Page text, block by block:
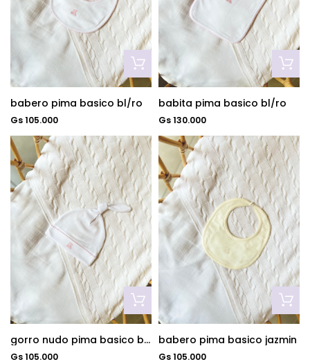
babero pima basico bl/ro
Gs 105.000
babita pima basico bl/ro
Gs 130.000
gorro nudo pima basico bl/ro
Gs 105.000
babero pima basico jazmin
Gs 105.000